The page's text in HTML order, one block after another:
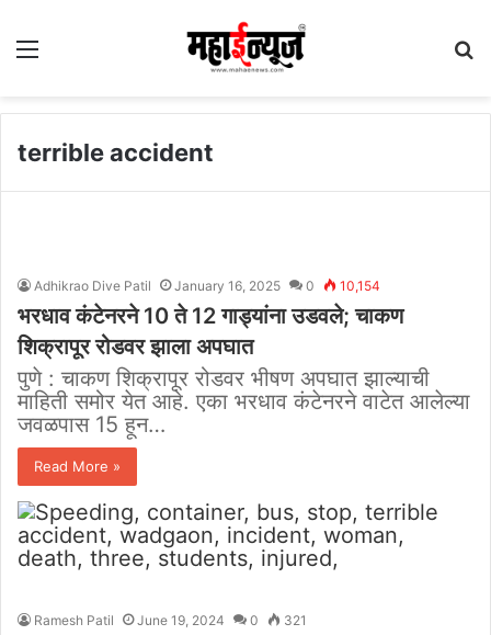
Menu
terrible accident
Adhikrao Dive Patil January 16, 2025 0 10,154
भरधाव कंटेनरने 10 ते 12 गाड्यांना उडवले; चाकण
शिक्रापूर रोडवर झाला अपघात
पुणे : चाकण शिक्रापूर रोडवर भीषण अपघात झाल्याची
माहिती समोर येत आहे. एका भरधाव कंटेनरने वाटेत आलेल्या
जवळपास 15 हून…
Read More »
Ramesh Patil June 19, 2024 0 321